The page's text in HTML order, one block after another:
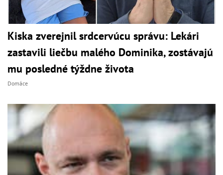
Kiska zverejnil srdcervúcu správu: Lekári
zastavili liečbu malého Dominika, zostávajú
mu posledné týždne života
Domáce